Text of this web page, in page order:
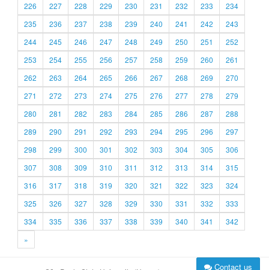
226
227 228 229 230 231 232 233
234
235
236 237 238 239 240 241 242
243
244
245 246 247 248 249 250 251
252
253
254 255 256 257 258 259 260
261
262
263 264 265 266 267 268 269
270
271
272 273 274 275 276 277 278
279
280
281 282 283 284 285 286 287
288
289
290 291 292 293 294 295 296
297
298
299 300 301 302 303 304 305
306
307
308 309 310 311 312 313 314
315
316
317 318 319 320 321 322 323
324
325
326 327 328 329 330 331 332
333
334
335 336 337 338 339 340 341
342
»
Contact us